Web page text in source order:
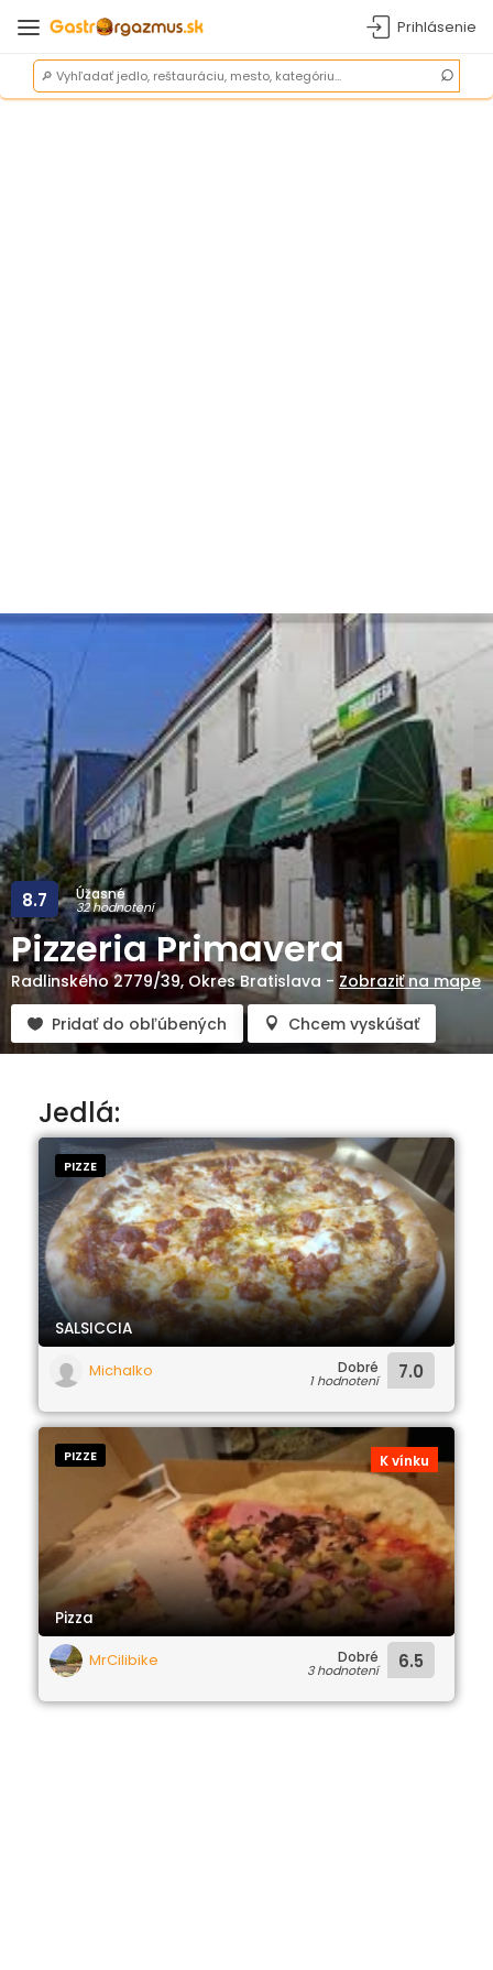
Prihlásenie
Úžasné
32 hodnotení
8.7
Pizzeria Primavera
Radlinského 2779/39, Okres Bratislava - Zobraziť na mape
Pridať do obľúbených
Chcem vyskúšať
Jedlá:
PIZZE
SALSICCIA
Michalko
Dobré
1 hodnotení 7.0
K vínku
PIZZE
Pizza
MrCilibike
Dobré
3 hodnotení 6.5